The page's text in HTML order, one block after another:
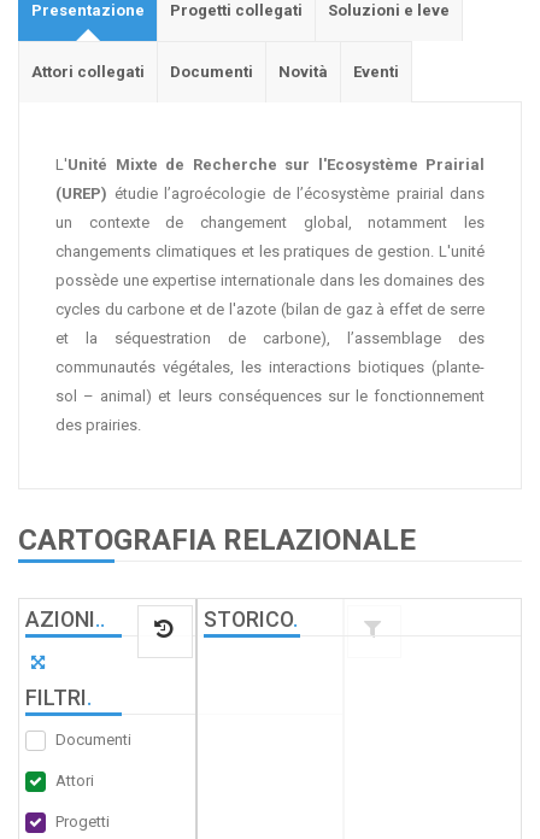
Presentazione Progetti collegati Soluzioni e leve
Attori collegati Documenti Novità Eventi
L'Unité Mixte de Recherche sur l'Ecosystème Prairial
(UREP) étudie l’agroécologie de l’écosystème prairial dans
un contexte de changement global, notamment les
changements climatiques et les pratiques de gestion. L'unité
possède une expertise internationale dans les domaines des
cycles du carbone et de l'azote (bilan de gaz à effet de serre
et la séquestration de carbone), l’assemblage des
communautés végétales, les interactions biotiques (plante-
sol – animal) et leurs conséquences sur le fonctionnement
des prairies.
CARTOGRAFIA RELAZIONALE
AZIONI..
FILTRI.
Documenti
Attori
Progetti
STORICO.